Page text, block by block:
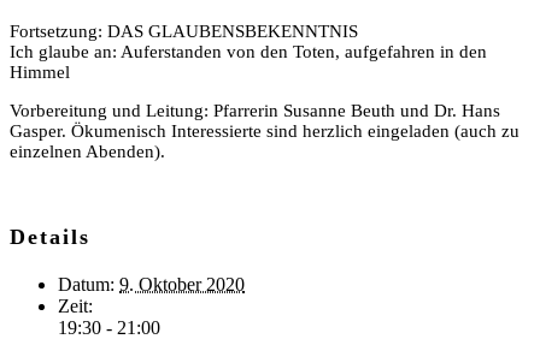
Fortsetzung: DAS GLAUBENSBEKENNTNIS
Ich glaube an: Auferstanden von den Toten, aufgefahren in den
Himmel
Vorbereitung und Leitung: Pfarrerin Susanne Beuth und Dr. Hans
Gasper. Ökumenisch Interessierte sind herzlich eingeladen (auch zu
einzelnen Abenden).
Details
Datum: 9. Oktober 2020
Zeit:
19:30 - 21:00